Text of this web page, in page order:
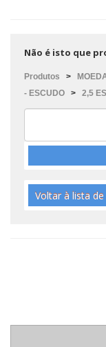
Não é isto que
Produtos >
- ESCUDO > 2,5
Voltar à lista